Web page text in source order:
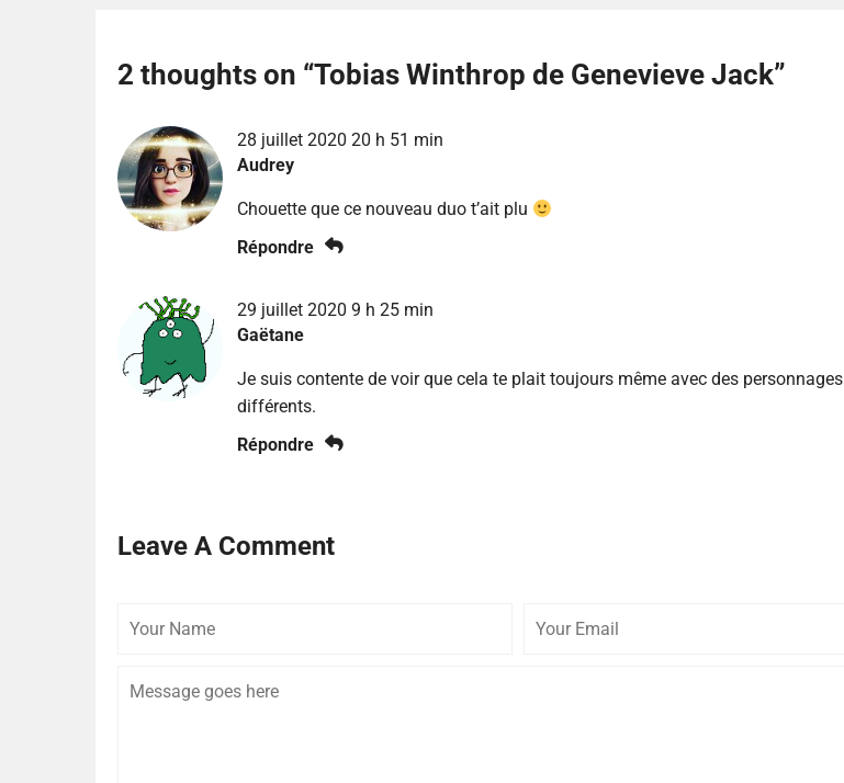
2 thoughts on “Tobias Winthrop de Genevieve Jack”
28 juillet 2020 20 h 51 min
Audrey
Chouette que ce nouveau duo t’ait plu
Répondre
29 juillet 2020 9 h 25 min
Gaëtane
Je suis contente de voir que cela te plait toujours même avec des personnages
différents.
Répondre
Leave A Comment